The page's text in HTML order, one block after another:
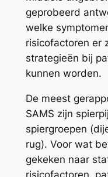
geprobeerd
welke
risicofactoren er
strategieën bij
kunnen worden.
De meest
SAMS zijn
spiergroepen
rug). Voor wat
gekeken naar
risicofactoren,